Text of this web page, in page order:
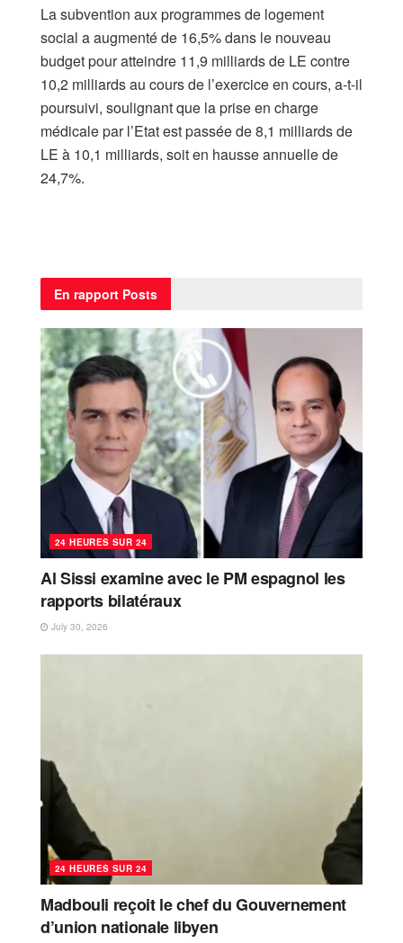
La subvention aux programmes de logement
social a augmenté de 16,5% dans le nouveau
budget pour atteindre 11,9 milliards de LE contre
10,2 milliards au cours de l’exercice en cours, a-t-il
poursuivi, soulignant que la prise en charge
médicale par l’Etat est passée de 8,1 milliards de
LE à 10,1 milliards, soit en hausse annuelle de
24,7%.
En rapport Posts
24 HEURES SUR 24
Al Sissi examine avec le PM espagnol les
rapports bilatéraux
July 30, 2026
24 HEURES SUR 24
Madbouli reçoit le chef du Gouvernement
d’union nationale libyen